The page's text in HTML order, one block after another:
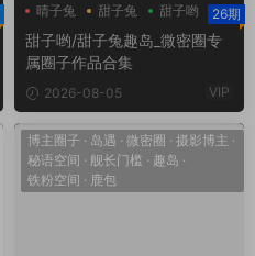
晴子兔 甜子兔 甜子哟 26期
甜子哟/甜子兔趣岛_微密圈专
属圈子作品合集
2026-08-05 VIP
博主圈子 · 岛遇 · 微密圈 · 摄影博主 ·
秘语空间 · 舰长门槛 · 趣岛 ·
铁粉空间 · 鹿包